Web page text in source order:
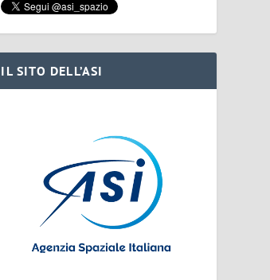
IL SITO DELL’ASI